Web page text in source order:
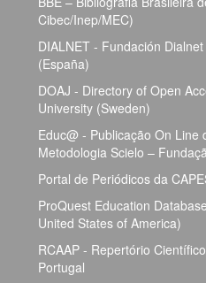
Cibec/Inep/MEC)
DIALNET - Fundación
(España)
DOAJ - Directory of Open
University (Sweden)
Educ@ - Publicação On Line
Metodologia Scielo –
Portal de Periódicos da
ProQuest Education
United States of America)
RCAAP - Repertório
Portugal